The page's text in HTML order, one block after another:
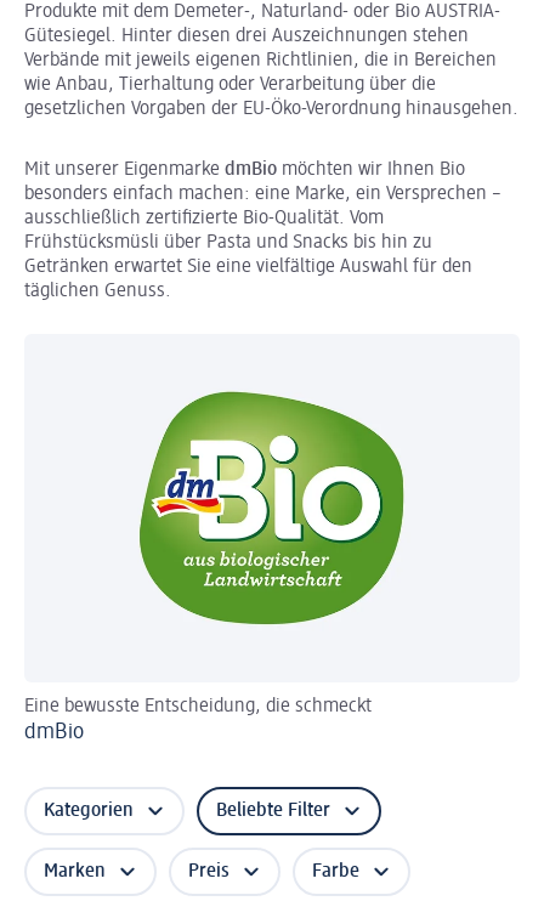
Produkte mit dem Demeter-, Naturland- oder Bio AUSTRIA-
Gütesiegel. Hinter diesen drei Auszeichnungen stehen
Verbände mit jeweils eigenen Richtlinien, die in Bereichen
wie Anbau, Tierhaltung oder Verarbeitung über die
gesetzlichen Vorgaben der EU-Öko-Verordnung hinausgehen.
Mit unserer Eigenmarke dmBio möchten wir Ihnen Bio
besonders einfach machen: eine Marke, ein Versprechen –
ausschließlich zertifizierte Bio-Qualität. Vom
Frühstücksmüsli über Pasta und Snacks bis hin zu
Getränken erwartet Sie eine vielfältige Auswahl für den
täglichen Genuss.
Eine bewusste Entscheidung, die schmeckt
dmBio
Kategorien Beliebte Filter
Marken Preis Farbe